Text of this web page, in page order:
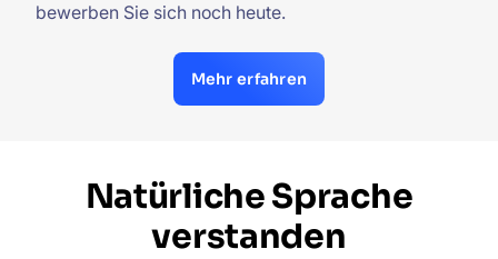
bewerben Sie sich noch heute.
Mehr erfahren
Natürliche Sprache
verstanden